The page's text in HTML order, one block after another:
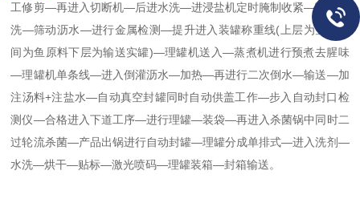
工修剪—再进入切断机—后进水洗—进浸盐机定时腌制收紧—喷淋清
洗—筛动沥水—进行金属检测—提升进入装罐称重线(上层为空罐中
间为鱼原料下层为输送实罐)—理罐机送入—蒸煮机进行预煮去腥味
—理罐机单条线—进入倒灌沥水—加热—再进行二次倒水—输送—加
注汤料+注盐水—自动真空封罐同时自动供盖工作—步入自动封口检
测仪—合格进入下道工序—进行理罐—装袋—再进入杀菌锅中同时二
过轮流杀菌—产品出锅进行自动封罐—理罐分成单排式—进入洗剂—
水洗—烘干—贴标—激光喷码—理罐装箱—封箱输送。